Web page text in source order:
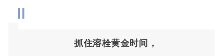
抓住溶栓黄金时间，